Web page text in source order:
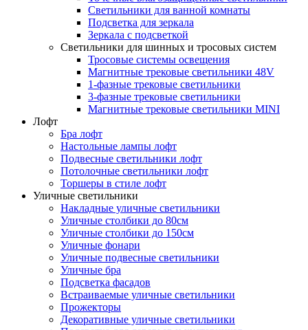
Светильники для ванной комнаты
Подсветка для зеркала
Зеркала с подсветкой
Светильники для шинных и тросовых систем
Тросовые системы освещения
Магнитные трековые светильники 48V
1-фазные трековые светильники
3-фазные трековые светильники
Магнитные трековые светильники MINI
Лофт
Бра лофт
Настольные лампы лофт
Подвесные светильники лофт
Потолочные светильники лофт
Торшеры в стиле лофт
Уличные светильники
Накладные уличные светильники
Уличные столбики до 80см
Уличные столбики до 150см
Уличные фонари
Уличные подвесные светильники
Уличные бра
Подсветка фасадов
Встраиваемые уличные светильники
Прожекторы
Декоративные уличные светильники